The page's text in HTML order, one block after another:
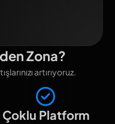
Zona?
artırıyoruz.
Çoklu Platform